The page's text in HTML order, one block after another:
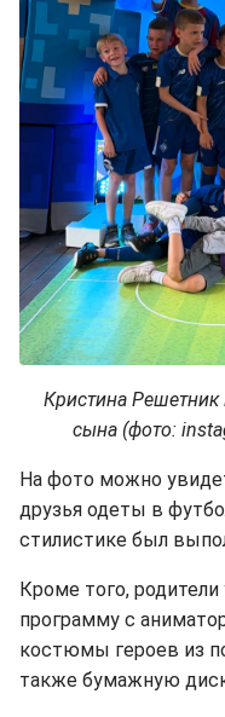
Кристина
сына (фото:
На фото можно
друзья одеты в
стилистике был
Кроме того,
программу с
костюмы героев из
также бумажную